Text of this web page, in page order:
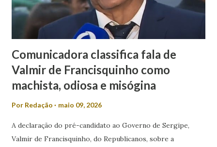
Comunicadora classifica fala de
Valmir de Francisquinho como
machista, odiosa e misógina
Por Redação maio 09, 2026
A declaração do pré-candidato ao Governo de Sergipe,
Valmir de Francisquinho, do Republicanos, sobre a